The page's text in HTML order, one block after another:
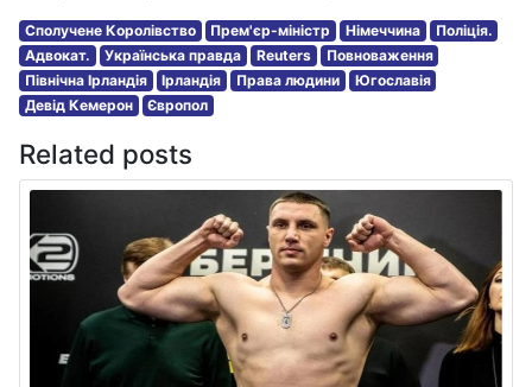
Сполучене Королівство Прем'єр-міністр Німеччина
Поліція.
Адвокат.
Українська правда Reuters
Повноваження
Північна Ірландія
Ірландія Права людини
Югославія
Девід Кемерон
Європол
Related posts